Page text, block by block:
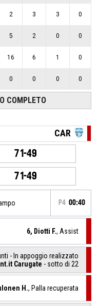
2 3 3 0
5 2 0 0
16 6 1 0
0 0 0 0
COMPLETO
CAR
71-49
71-49
P4 00:40
6, Diotti F., Assist
- In appoggio realizzato
Carugate - sotto di 22
H., Palla recuperata